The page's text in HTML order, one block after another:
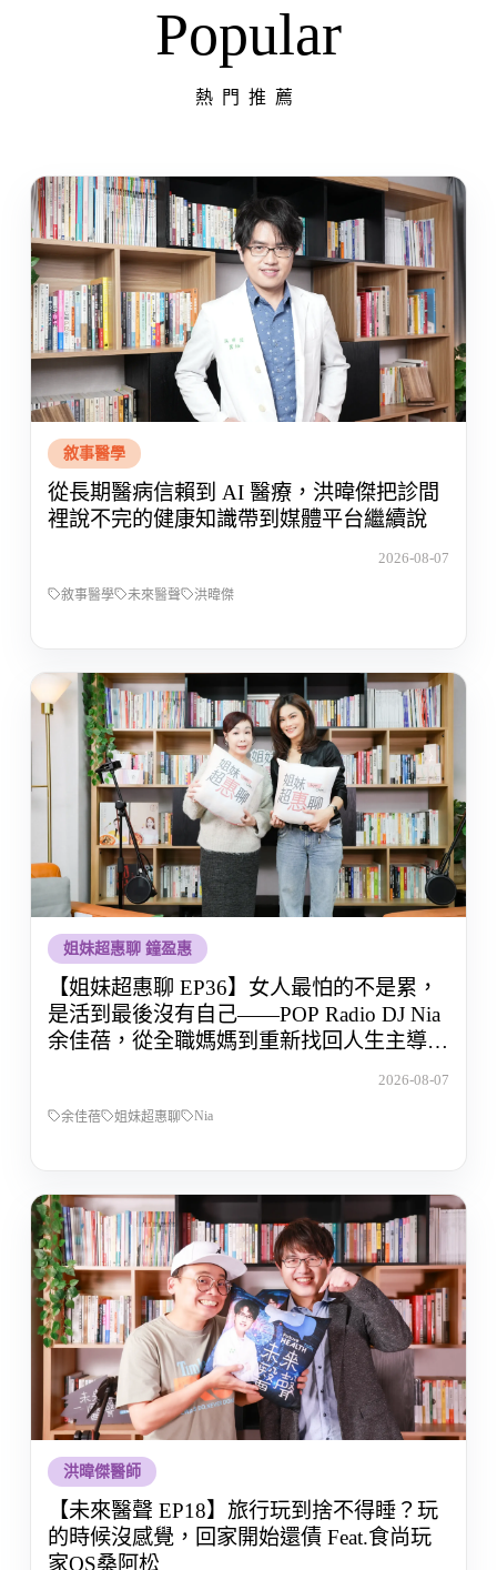
Popular
熱門推薦
敘事醫學
從長期醫病信賴到 AI 醫療，洪暐傑把診間
裡說不完的健康知識帶到媒體平台繼續說
2026-08-07
敘事醫學 未來醫聲 洪暐傑
姐妹超惠聊 鐘盈惠
【姐妹超惠聊 EP36】女人最怕的不是累，
是活到最後沒有自己——POP Radio DJ Nia
余佳蓓，從全職媽媽到重新找回人生主導權
2026-08-07
余佳蓓 姐妹超惠聊 Nia
洪暐傑醫師
【未來醫聲 EP18】旅行玩到捨不得睡？玩
的時候沒感覺，回家開始還債 Feat.食尚玩
家OS桑阿松